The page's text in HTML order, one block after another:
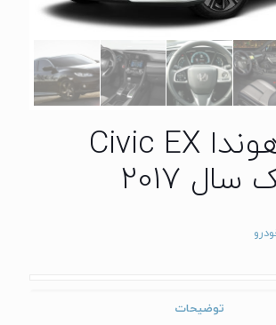
خودرو هوندا Civic EX
2017
توضیحات